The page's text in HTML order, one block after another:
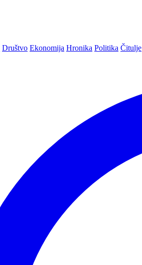
Društvo Ekonomija Hronika Politika Čitulje